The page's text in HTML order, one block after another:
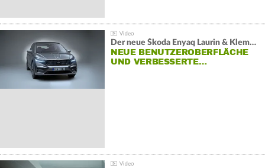
Der neue Škoda Enyaq Laurin & Klement
NEUE BENUTZEROBERFLÄCHE
UND VERBESSERTE…